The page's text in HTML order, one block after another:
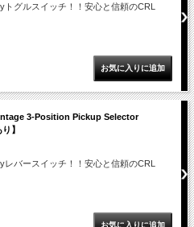
トグルスイッチ！！安心と信頼のCRL
3-Position Pickup Selector
】
レバースイッチ！！安心と信頼のCRL